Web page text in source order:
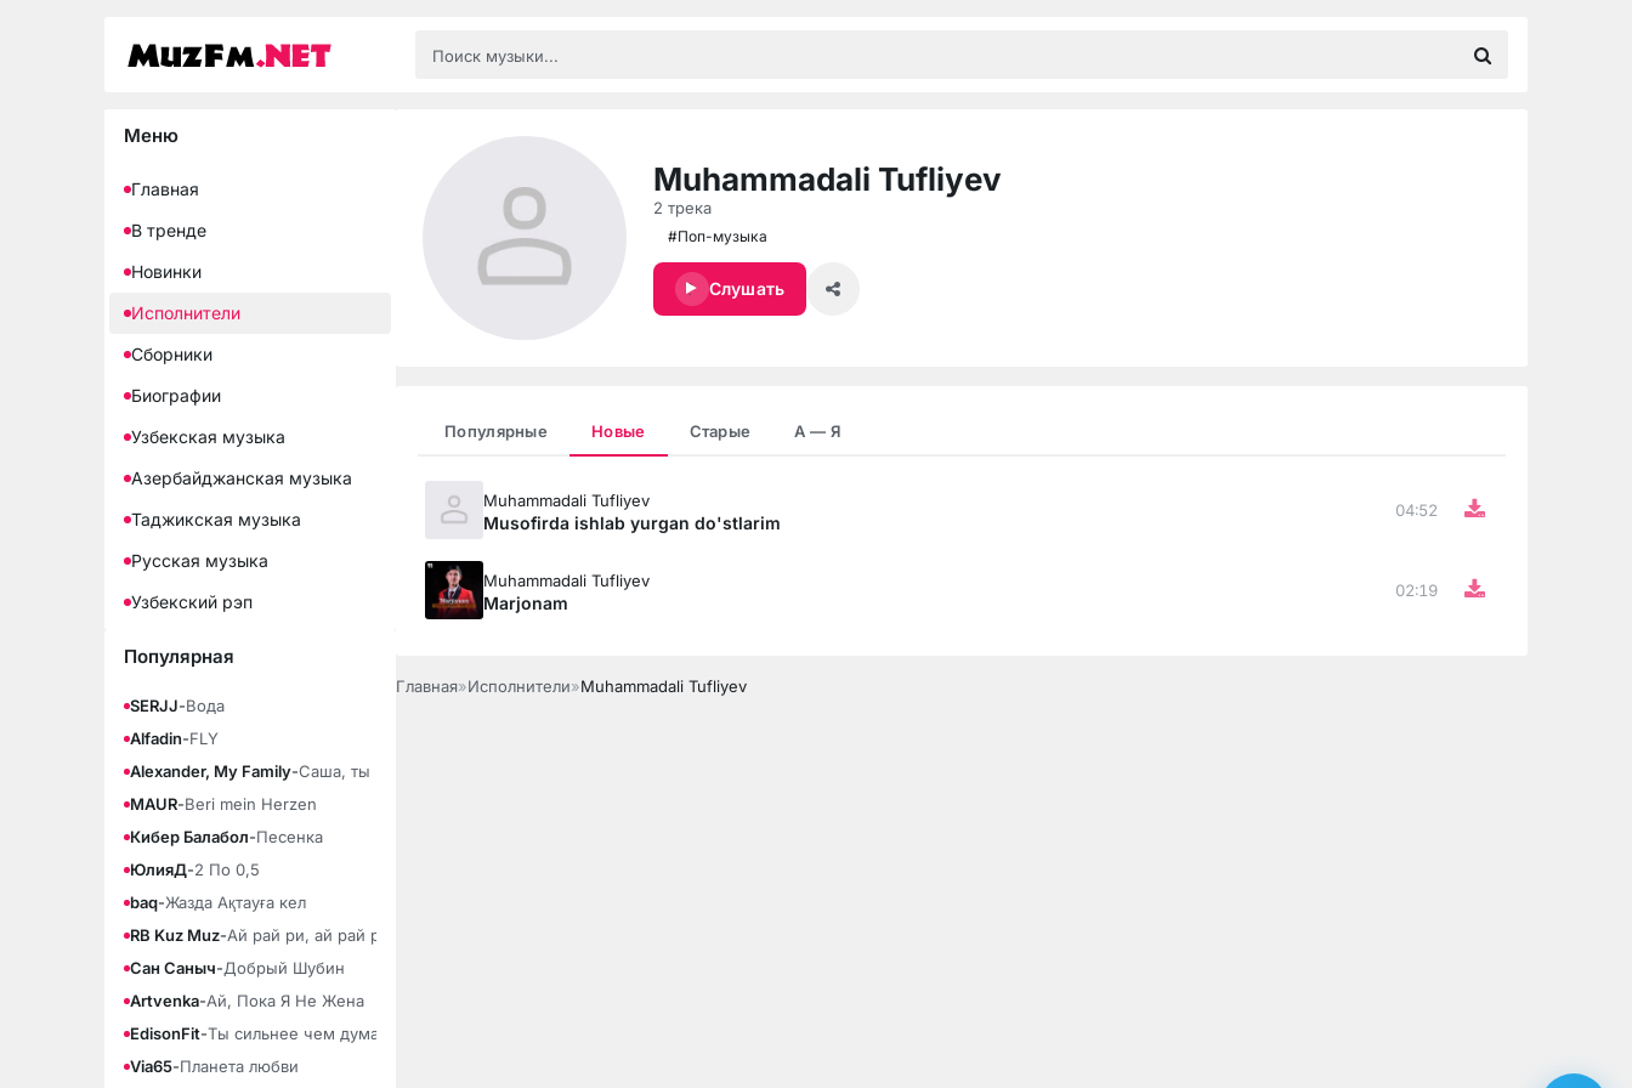
Меню
Главная
В тренде
Новинки
Исполнители
Сборники
Биографии
Узбекская музыка
Азербайджанская музыка
Таджикская музыка
Русская музыка
Узбекский рэп
Популярная
SERJJ-Вода
Alfadin-FLY
Alexander, My Family-Саша, ты моя любовь
MAUR-Beri mein Herzen
Кибер Балабол-Песенка
ЮлияД-2 По 0,5
baq-Жазда Ақтауға кел
RB Kuz Muz-Ай рай ри, ай рай ра
Сан Саныч-Добрый Шубин
Artvenka-Ай, Пока Я Не Жена
EdisonFit-Ты сильнее чем думаешь
Via65-Планета любви
Muhammadali Tufliyev
2 трека
#Поп-музыка
Слушать
Популярные Новые Старые А — Я
Muhammadali Tufliyev
Musofirda ishlab yurgan do'stlarim
04:52
Muhammadali Tufliyev
Marjonam
02:19
Главная»Исполнители»Muhammadali Tufliyev